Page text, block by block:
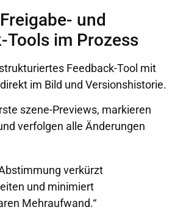
und
Tools im Prozess
Feedback-Tool mit
im Bild und Versionshistorie.
szene-Previews, markieren
verfolgen alle Änderungen
verkürzt
und minimiert
Mehraufwand.“